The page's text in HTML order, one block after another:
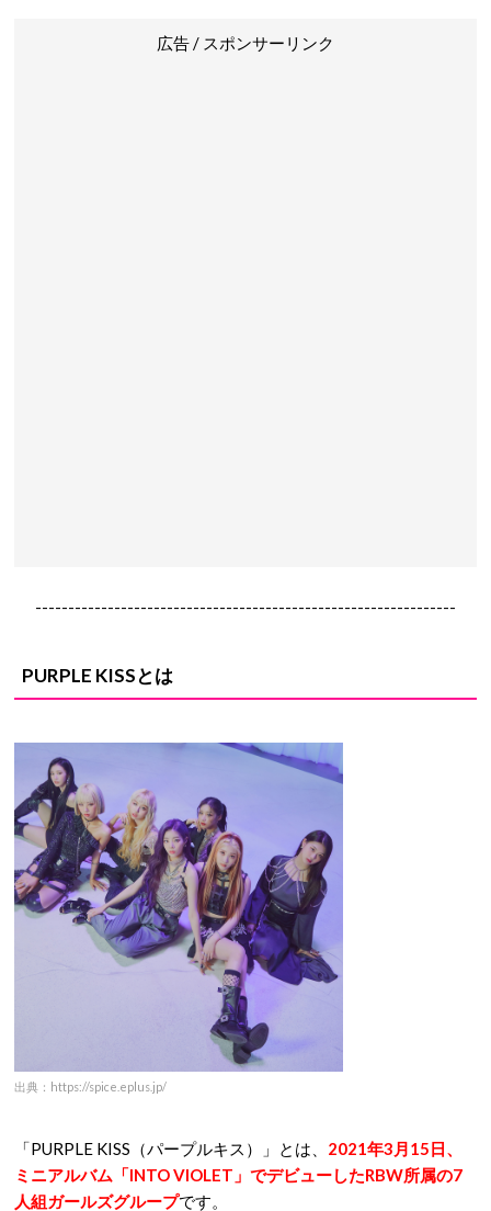
広告 / スポンサーリンク
----------------------------------------------------------------
PURPLE KISSとは
出典：https://spice.eplus.jp/
「PURPLE KISS（パープルキス）」とは、 2021年3月15日、
ミニアルバム「INTO VIOLET」でデビューしたRBW所属の7
人組ガールズグループです。